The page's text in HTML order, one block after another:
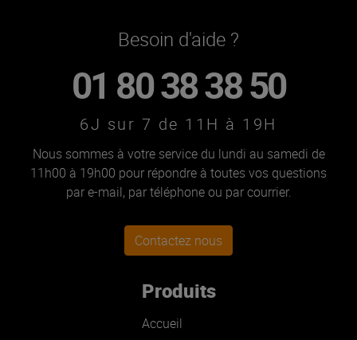
Besoin d'aide ?
01 80 38 38 50
6J sur 7 de 11H à 19H
Nous sommes à votre service du lundi au samedi de
11h00 à 19h00 pour répondre à toutes vos questions
par e-mail, par téléphone ou par courrier.
Contactez nous
Produits
Accueil